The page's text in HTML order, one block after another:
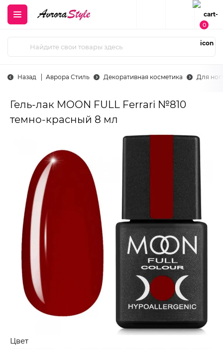
0
Назад Аврора Стиль Декоративная косметика Для
Гель-лак MOON FULL Ferrari №810
темно-красный 8 мл
Цвет